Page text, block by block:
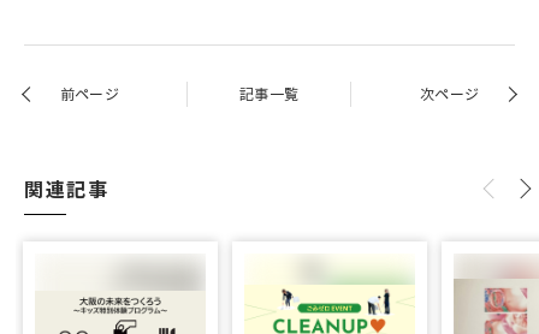
前ページ 記事一覧 次ページ
関連記事